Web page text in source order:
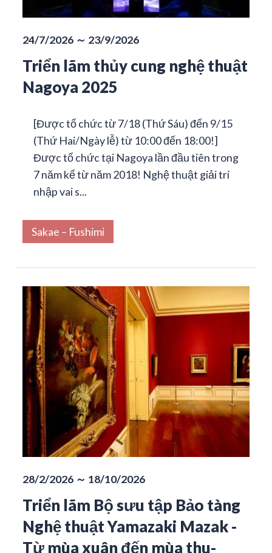
24/7/2026 ～ 23/9/2026
Triển lãm thủy cung nghệ thuật
Nagoya 2025
[Được tổ chức từ 7/18 (Thứ Sáu) đến 9/15
(Thứ Hai/Ngày lễ) từ 10:00 đến 18:00!]
Được tổ chức tại Nagoya lần đầu tiên trong
7 năm kể từ năm 2018! Nghệ thuật giải trí
nhập vai s...
Sakae – Fushimi
28/2/2026 ～ 18/10/2026
Triển lãm Bộ sưu tập Bảo tàng
Nghệ thuật Yamazaki Mazak -
Từ mùa xuân đến mùa thu-